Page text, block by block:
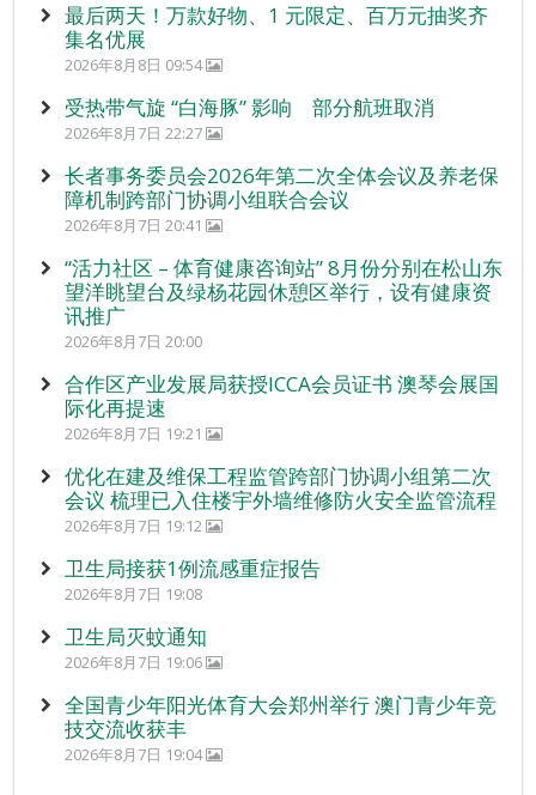
最后两天！万款好物、1 元限定、百万元抽奖齐
集名优展
2026年8月8日 09:54
受热带气旋 “白海豚” 影响 部分航班取消
2026年8月7日 22:27
长者事务委员会2026年第二次全体会议及养老保
障机制跨部门协调小组联合会议
2026年8月7日 20:41
“活力社区 – 体育健康咨询站” 8月份分别在松山东
望洋眺望台及绿杨花园休憩区举行，设有健康资
讯推广
2026年8月7日 20:00
合作区产业发展局获授ICCA会员证书 澳琴会展国
际化再提速
2026年8月7日 19:21
优化在建及维保工程监管跨部门协调小组第二次
会议 梳理已入住楼宇外墙维修防火安全监管流程
2026年8月7日 19:12
卫生局接获1例流感重症报告
2026年8月7日 19:08
卫生局灭蚊通知
2026年8月7日 19:06
全国青少年阳光体育大会郑州举行 澳门青少年竞
技交流收获丰
2026年8月7日 19:04